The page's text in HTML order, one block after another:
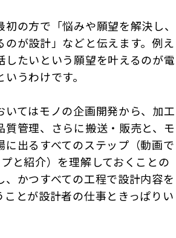
の方で「悩みや願望を解決し、
のが設計」などと伝えます。例え
したいという願望を叶えるのが電
うわけです。
いてはモノの企画開発から、加工
質管理、さらに搬送・販売と、モ
に出るすべてのステップ（動画で
と紹介）を理解しておくことの
、かつすべての工程で設計内容を
ことが設計者の仕事ときっぱりい